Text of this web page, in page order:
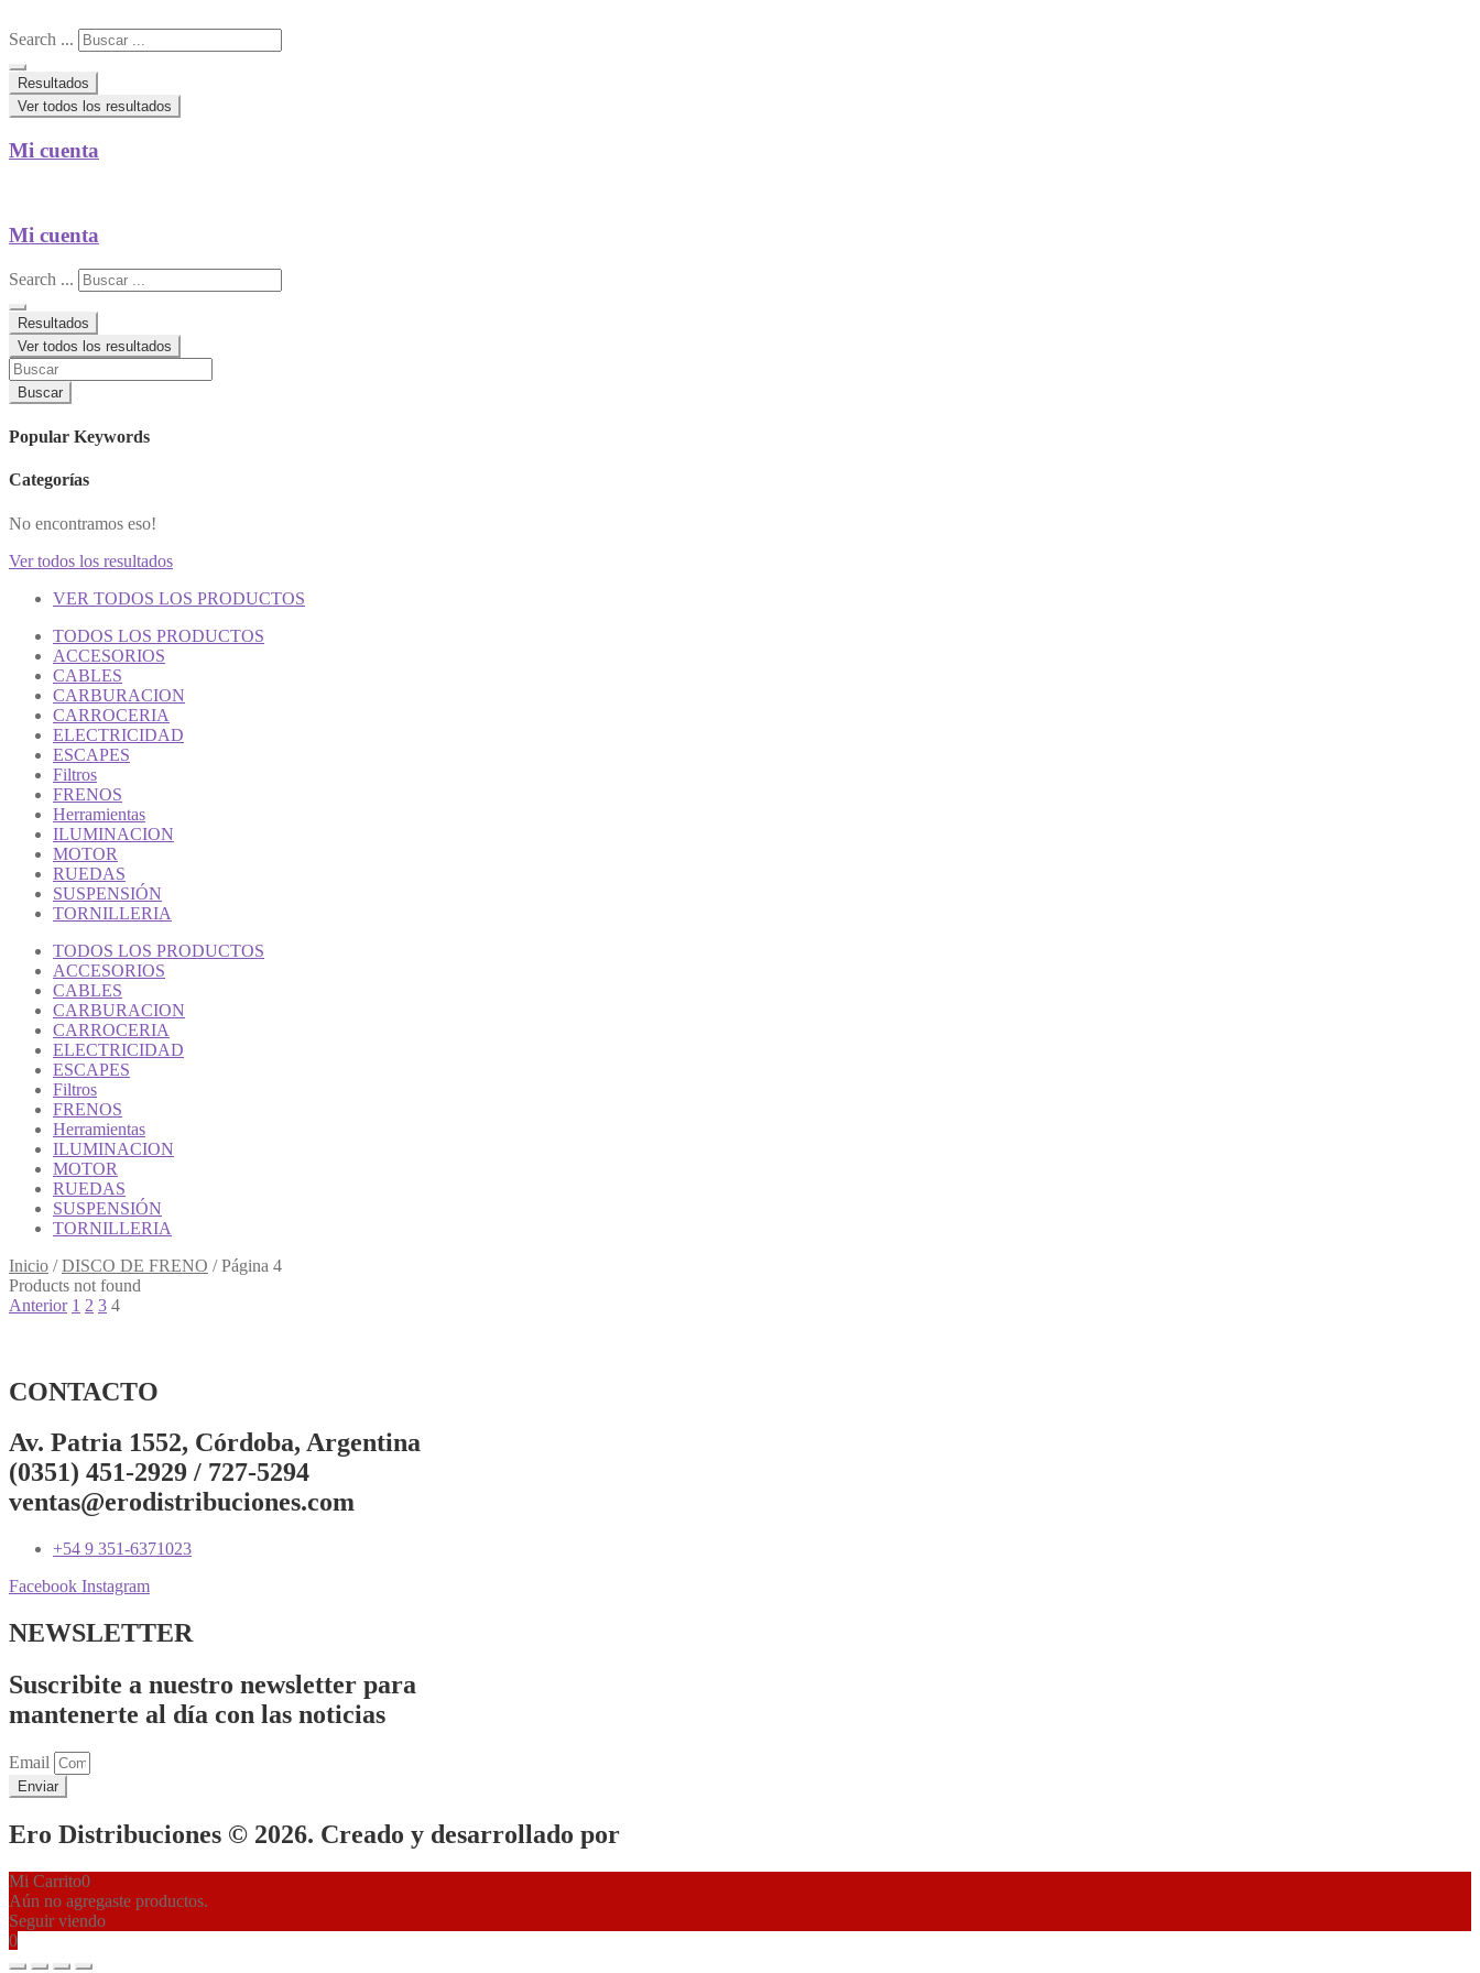
Search ...
Resultados
Ver todos los resultados
Mi cuenta
Mi cuenta
Search ...
Resultados
Ver todos los resultados
Buscar
Popular Keywords
Categorías
No encontramos eso!
Ver todos los resultados
VER TODOS LOS PRODUCTOS
TODOS LOS PRODUCTOS
ACCESORIOS
CABLES
CARBURACION
CARROCERIA
ELECTRICIDAD
ESCAPES
Filtros
FRENOS
Herramientas
ILUMINACION
MOTOR
RUEDAS
SUSPENSIÓN
TORNILLERIA
TODOS LOS PRODUCTOS
ACCESORIOS
CABLES
CARBURACION
CARROCERIA
ELECTRICIDAD
ESCAPES
Filtros
FRENOS
Herramientas
ILUMINACION
MOTOR
RUEDAS
SUSPENSIÓN
TORNILLERIA
Inicio /DISCO DE FRENO /Página 4
Products not found
Anterior 1 2 3 4
CONTACTO
Av. Patria 1552, Córdoba, Argentina
(0351) 451-2929 / 727-5294
ventas@erodistribuciones.com
+54 9 351-6371023
Facebook Instagram
NEWSLETTER
Suscribite a nuestro newsletter para
mantenerte al día con las noticias
Email
Enviar
Ero Distribuciones © 2026. Creado y desarrollado por
Mi Carrito0
Aún no agregaste productos.
Seguir viendo
0